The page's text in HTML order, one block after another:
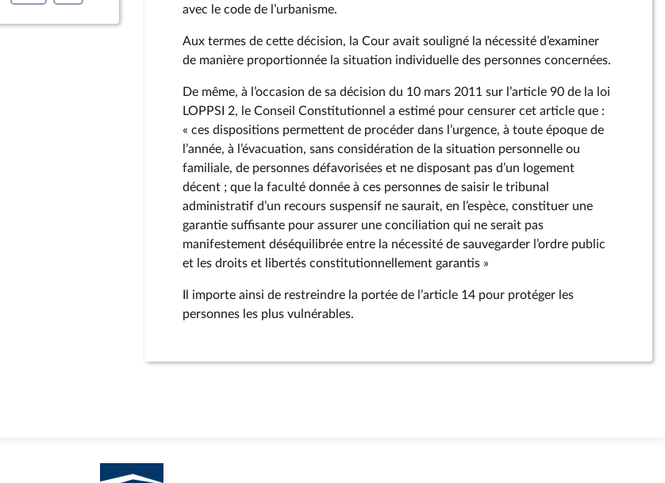
avec le code de l’urbanisme.
Aux termes de cette décision, la Cour avait souligné la nécessité d’examiner
de manière proportionnée la situation individuelle des personnes concernées.
De même, à l’occasion de sa décision du 10 mars 2011 sur l’article 90 de la loi
LOPPSI 2, le Conseil Constitutionnel a estimé pour censurer cet article que :
« ces dispositions permettent de procéder dans l’urgence, à toute époque de
l’année, à l’évacuation, sans considération de la situation personnelle ou
familiale, de personnes défavorisées et ne disposant pas d’un logement
décent ; que la faculté donnée à ces personnes de saisir le tribunal
administratif d’un recours suspensif ne saurait, en l’espèce, constituer une
garantie suffisante pour assurer une conciliation qui ne serait pas
manifestement déséquilibrée entre la nécessité de sauvegarder l’ordre public
et les droits et libertés constitutionnellement garantis »
Il importe ainsi de restreindre la portée de l’article 14 pour protéger les
personnes les plus vulnérables.